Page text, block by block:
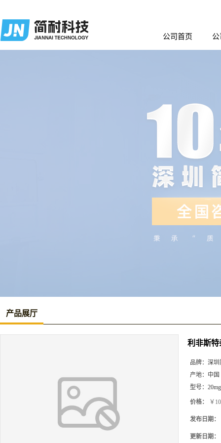
公司首页
产品展厅
利非斯特
品牌： 深圳
产地： 中国
型号： 20mg
价格： ￥
发布日期：
更新日期：